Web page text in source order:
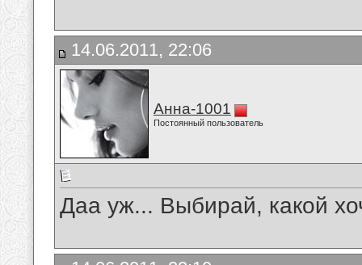
14.06.2011, 22:06
Анна-1001
Постоянный пользователь
Даа уж... Выбирай, какой